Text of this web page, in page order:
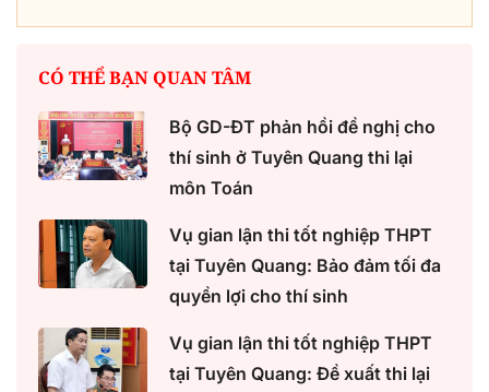
CÓ THỂ BẠN QUAN TÂM
Bộ GD-ĐT phản hồi đề nghị cho
thí sinh ở Tuyên Quang thi lại
môn Toán
Vụ gian lận thi tốt nghiệp THPT
tại Tuyên Quang: Bảo đảm tối đa
quyền lợi cho thí sinh
Vụ gian lận thi tốt nghiệp THPT
tại Tuyên Quang: Đề xuất thi lại